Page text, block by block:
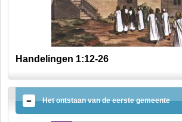
Handelingen 1:12-26
Het ontstaan van de eerste gemeente